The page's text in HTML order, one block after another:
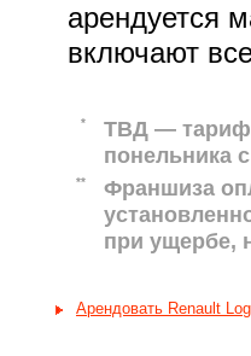
арендуется
включают
*
ТВД — тариф
понельника
**
Франшиза
при ущербе,
Арендовать Renault